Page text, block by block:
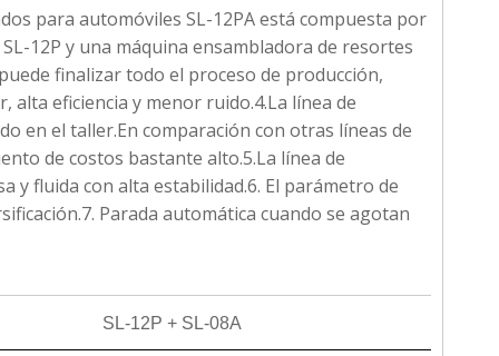
para automóviles SL-12PA está compuesta por
12P y una máquina ensambladora de resortes
finalizar todo el proceso de producción,
alta eficiencia y menor ruido.4.La línea de
en el taller.En comparación con otras líneas de
de costos bastante alto.5.La línea de
fluida con alta estabilidad.6. El parámetro de
Parada automática cuando se agotan
SL-12P + SL-08A